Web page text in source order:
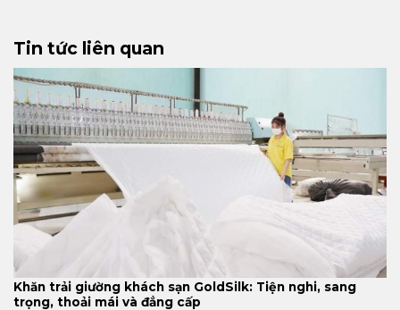
Tin tức liên quan
Khăn trải giường khách sạn GoldSilk: Tiện nghi, sang
trọng, thoải mái và đẳng cấp